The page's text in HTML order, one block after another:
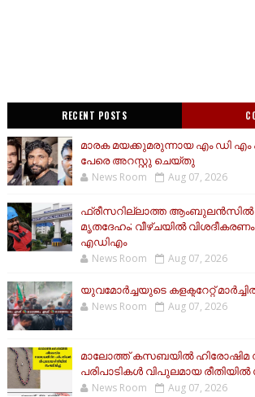
RECENT POSTS
മാരക മയക്കുമരുന്നായ എം ഡി
പേരെ അറസ്റ്റു ചെയ്തു
News Room Aug 07, 2026
ഫ്രീസറില്ലാത്ത ആംബുലൻസിൽ
മൃതദേഹം; വീഴ്ചയിൽ
എഡിഎം
News Room Aug 07, 2026
യുവമോര്‍ച്ചയുടെ കളക്ടറേറ്റ്
News Room Aug 07, 2026
മാലോത്ത് കസബയിൽ ഹിരോഷിമ
പരിപാടികൾ വിപുലമായ രീതിയിൽ
News Room Aug 07, 2026